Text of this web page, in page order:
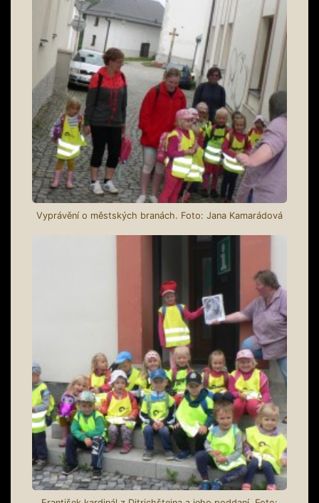
Vyprávění o městských branách. Foto: Jana Kamarádová